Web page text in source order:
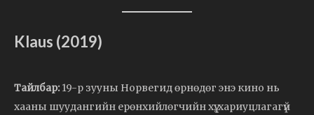
Klaus (2019)
Тайлбар: 19-р зууны Норвегид өрнөдөг энэ кино нь
хааны шуудангийн ерөнхийлөгчийн хүү, хариуцлагагүй